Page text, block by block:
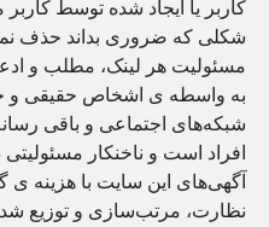
کاربر یا ایجاد شده توسط
شکلی که ضروری بداند حذف
مسئولیت هر لینک، مطلب و
به واسطه‌­ ی اشخاص حقیقی و
شبکه‌های اجتماعی و باقی
افراد است و ناخنکار مسئولیتی
آگهی‌های این سایت با هزینه­‌ ی
نظارت، مرتب‌سازی و توزیع